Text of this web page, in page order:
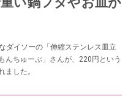
ダイソーの「伸縮ステンレス皿立
んちゅーぶ」さんが、220円という
ました。